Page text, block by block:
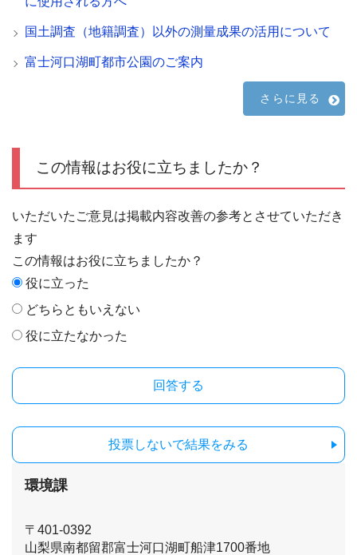
国土調査（地籍調査）以外の測量成果の活用について
富士河口湖町都市公園のご案内
さらに見る
この情報はお役に立ちましたか？
いただいたご意見は掲載内容改善の参考とさせていただき
ます
この情報はお役に立ちましたか？
役に立った
どちらともいえない
役に立たなかった
投票しないで結果をみる
環境課
〒401-0392
山梨県南都留郡富士河口湖町船津1700番地